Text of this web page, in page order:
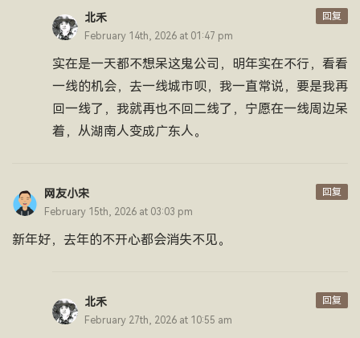
北禾
February 14th, 2026 at 01:47 pm
实在是一天都不想呆这鬼公司，明年实在不行，看看
一线的机会，去一线城市呗，我一直常说，要是我再
回一线了，我就再也不回二线了，宁愿在一线周边呆
着，从湖南人变成广东人。
回复
网友小宋
February 15th, 2026 at 03:03 pm
新年好，去年的不开心都会消失不见。
回复
北禾
February 27th, 2026 at 10:55 am
回复